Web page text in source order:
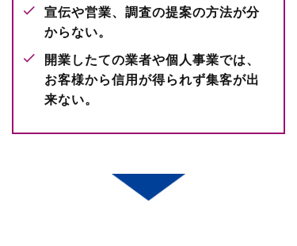
宣伝や営業、調査の提案の方法が分
からない。
開業したての業者や個人事業では、
お客様から信用が得られず集客が出
来ない。